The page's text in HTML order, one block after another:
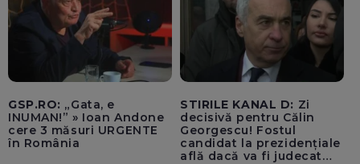
GSP.RO: „Gata, e
INUMAN!” » Ioan Andone
cere 3 măsuri URGENTE
în România
STIRILE KANAL D: Zi
decisivă pentru Călin
Georgescu! Fostul
candidat la prezidențiale
află dacă va fi judecat